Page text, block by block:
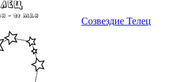
Созвездие Телец